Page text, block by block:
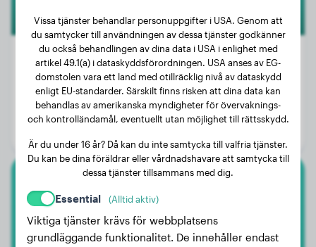
Vikt:
29 kg
Ålder:
4 år, 2 månader
Jax
Vissa tjänster behandlar personuppgifter i USA. Genom att
du samtycker till användningen av dessa tjänster godkänner
du också behandlingen av dina data i USA i enlighet med
artikel 49.1(a) i dataskyddsförordningen. USA anses av EG-
domstolen vara ett land med otillräcklig nivå av dataskydd
enligt EU-standarder. Särskilt finns risken att dina data kan
behandlas av amerikanska myndigheter för övervaknings-
och kontrolländamål, eventuellt utan möjlighet till rättsskydd.
Är du under 16 år? Då kan du inte samtycka till valfria tjänster.
Du kan be dina föräldrar eller vårdnadshavare att samtycka till
dessa tjänster tillsammans med dig.
Essential (Alltid aktiv)
Viktiga tjänster krävs för webbplatsens
grundläggande funktionalitet. De innehåller endast